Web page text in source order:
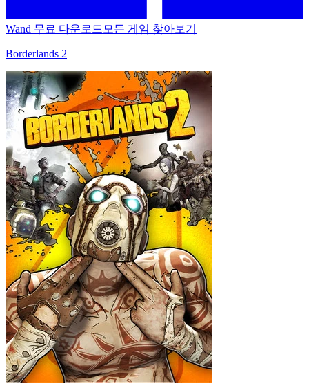
Wand 무료 다운로드 모든 게임 찾아보기
Borderlands 2